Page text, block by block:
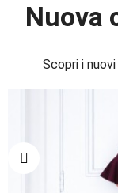
Nuova
Scopri i